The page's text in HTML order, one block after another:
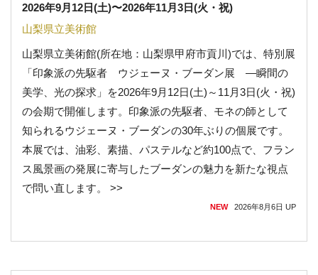
2026年9月12日(土)〜2026年11月3日(火・祝)
山梨県立美術館
山梨県立美術館(所在地：山梨県甲府市貢川)では、特別展
「印象派の先駆者 ウジェーヌ・ブーダン展 ―瞬間の
美学、光の探求」を2026年9月12日(土)～11月3日(火・祝)
の会期で開催します。印象派の先駆者、モネの師として
知られるウジェーヌ・ブーダンの30年ぶりの個展です。
本展では、油彩、素描、パステルなど約100点で、フラン
ス風景画の発展に寄与したブーダンの魅力を新たな視点
で問い直します。 >>
NEW 2026年8月6日 UP